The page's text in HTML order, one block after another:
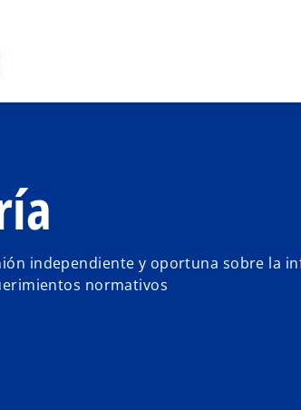
independiente y oportuna sobre la
normativos